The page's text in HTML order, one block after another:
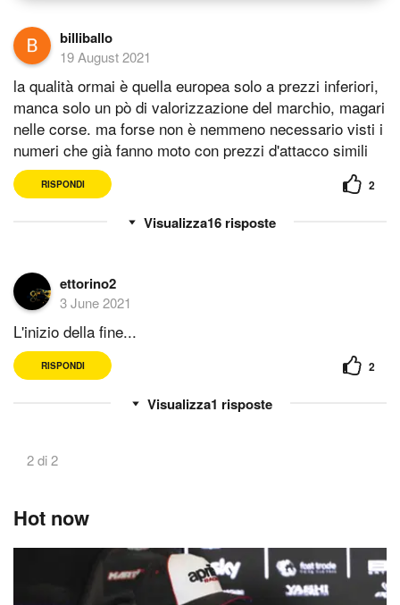
billiballo
19 August 2021
la qualità ormai è quella europea solo a prezzi inferiori,
manca solo un pò di valorizzazione del marchio, magari
nelle corse. ma forse non è nemmeno necessario visti i
numeri che già fanno moto con prezzi d'attacco simili
RISPONDI
16risposte
2
ettorino2
3 June 2021
L'inizio della fine...
RISPONDI
1 risposte
2
2 di 2
Hot now